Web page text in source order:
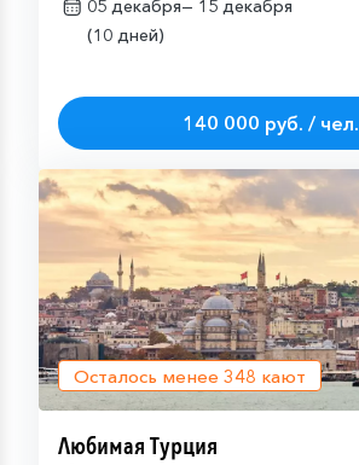
05 декабря— 15 декабря
(10 дней)
140 000 руб. / чел.
Осталось менее 348 кают
Любимая Турция